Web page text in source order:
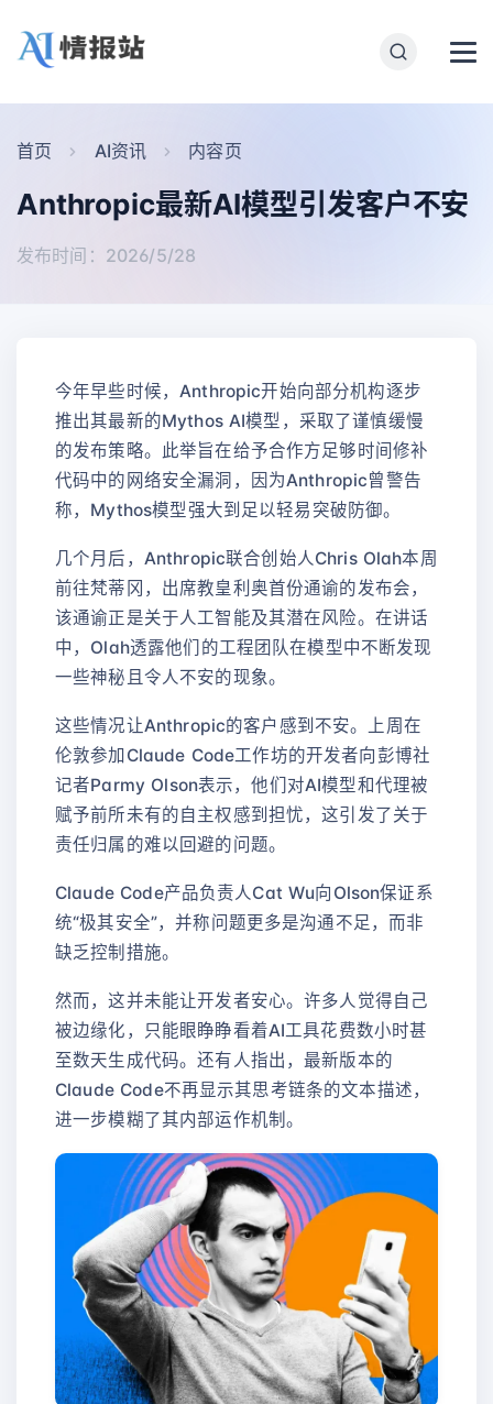
首页 AI资讯 内容页
Anthropic最新AI模型引发客户不安
发布时间：2026/5/28
今年早些时候，Anthropic开始向部分机构逐步
推出其最新的Mythos AI模型，采取了谨慎缓慢
的发布策略。此举旨在给予合作方足够时间修补
代码中的网络安全漏洞，因为Anthropic曾警告
称，Mythos模型强大到足以轻易突破防御。
几个月后，Anthropic联合创始人Chris Olah本周
前往梵蒂冈，出席教皇利奥首份通谕的发布会，
该通谕正是关于人工智能及其潜在风险。在讲话
中，Olah透露他们的工程团队在模型中不断发现
一些神秘且令人不安的现象。
这些情况让Anthropic的客户感到不安。上周在
伦敦参加Claude Code工作坊的开发者向彭博社
记者Parmy Olson表示，他们对AI模型和代理被
赋予前所未有的自主权感到担忧，这引发了关于
责任归属的难以回避的问题。
Claude Code产品负责人Cat Wu向Olson保证系
统“极其安全”，并称问题更多是沟通不足，而非
缺乏控制措施。
然而，这并未能让开发者安心。许多人觉得自己
被边缘化，只能眼睁睁看着AI工具花费数小时甚
至数天生成代码。还有人指出，最新版本的
Claude Code不再显示其思考链条的文本描述，
进一步模糊了其内部运作机制。